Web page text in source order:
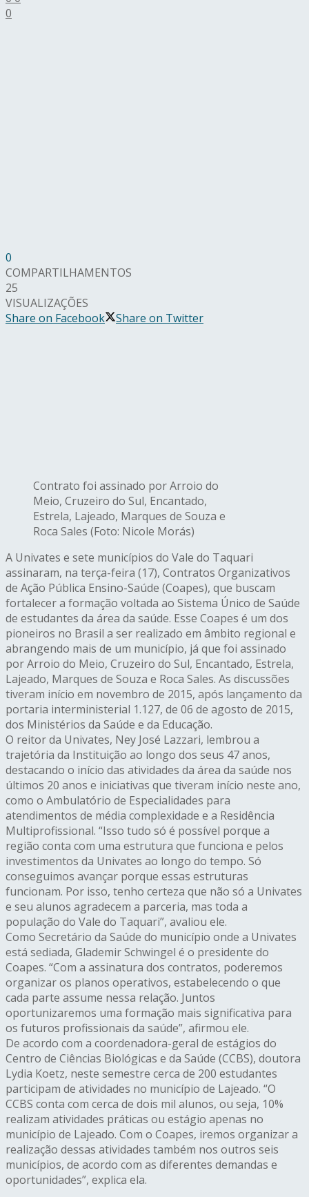
0
0
COMPARTILHAMENTOS
25
VISUALIZAÇÕES
Share on Facebook
Share on Twitter
Contrato foi assinado por Arroio do
Meio, Cruzeiro do Sul, Encantado,
Estrela, Lajeado, Marques de Souza e
Roca Sales (Foto: Nicole Morás)
A Univates e sete municípios do Vale do Taquari
assinaram, na terça-feira (17), Contratos Organizativos
de Ação Pública Ensino-Saúde (Coapes), que buscam
fortalecer a formação voltada ao Sistema Único de Saúde
de estudantes da área da saúde. Esse Coapes é um dos
pioneiros no Brasil a ser realizado em âmbito regional e
abrangendo mais de um município, já que foi assinado
por Arroio do Meio, Cruzeiro do Sul, Encantado, Estrela,
Lajeado, Marques de Souza e Roca Sales. As discussões
tiveram início em novembro de 2015, após lançamento da
portaria interministerial 1.127, de 06 de agosto de 2015,
dos Ministérios da Saúde e da Educação.
O reitor da Univates, Ney José Lazzari, lembrou a
trajetória da Instituição ao longo dos seus 47 anos,
destacando o início das atividades da área da saúde nos
últimos 20 anos e iniciativas que tiveram início neste ano,
como o Ambulatório de Especialidades para
atendimentos de média complexidade e a Residência
Multiprofissional. “Isso tudo só é possível porque a
região conta com uma estrutura que funciona e pelos
investimentos da Univates ao longo do tempo. Só
conseguimos avançar porque essas estruturas
funcionam. Por isso, tenho certeza que não só a Univates
e seu alunos agradecem a parceria, mas toda a
população do Vale do Taquari”, avaliou ele.
Como Secretário da Saúde do município onde a Univates
está sediada, Glademir Schwingel é o presidente do
Coapes. “Com a assinatura dos contratos, poderemos
organizar os planos operativos, estabelecendo o que
cada parte assume nessa relação. Juntos
oportunizaremos uma formação mais significativa para
os futuros profissionais da saúde”, afirmou ele.
De acordo com a coordenadora-geral de estágios do
Centro de Ciências Biológicas e da Saúde (CCBS), doutora
Lydia Koetz, neste semestre cerca de 200 estudantes
participam de atividades no município de Lajeado. “O
CCBS conta com cerca de dois mil alunos, ou seja, 10%
realizam atividades práticas ou estágio apenas no
município de Lajeado. Com o Coapes, iremos organizar a
realização dessas atividades também nos outros seis
municípios, de acordo com as diferentes demandas e
oportunidades”, explica ela.